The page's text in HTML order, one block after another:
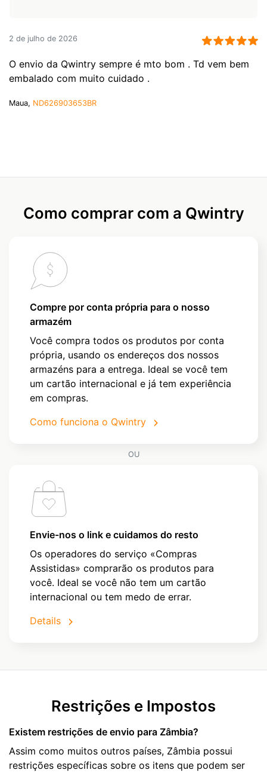
2 de julho de 2026
O envio da Qwintry sempre é mto bom . Td vem bem
embalado com muito cuidado .
Maua, ND626903653BR
Como comprar com a Qwintry
Compre por conta própria para o nosso
armazém
Você compra todos os produtos por conta
própria, usando os endereços dos nossos
armazéns para a entrega. Ideal se você tem
um cartão internacional e já tem experiência
em compras.
Como funciona o Qwintry
OU
Envie-nos o link e cuidamos do resto
Os operadores do serviço «Compras
Assistidas» comprarão os produtos para
você. Ideal se você não tem um cartão
internacional ou tem medo de errar.
Details
Restrições e Impostos
Existem restrições de envio para Zâmbia?
Assim como muitos outros países, Zâmbia possui
restrições específicas sobre os itens que podem ser